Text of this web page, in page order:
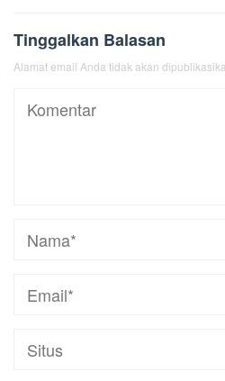
Tinggalkan Balasan
Alamat email Anda tidak akan